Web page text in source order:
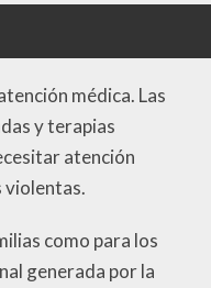
médica. Las
y terapias
atención
violentas.
como para los
generada por la